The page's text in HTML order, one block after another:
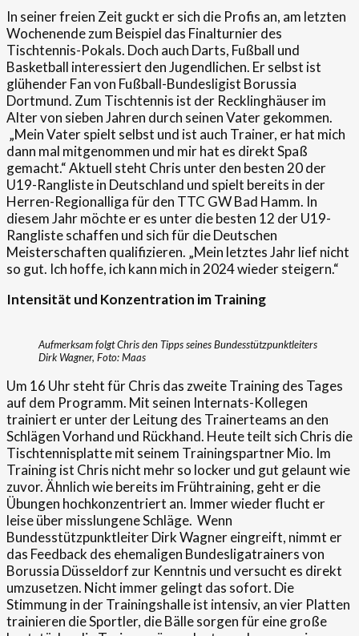
In seiner freien Zeit guckt er sich die Profis an, am letzten
Wochenende zum Beispiel das Finalturnier des
Tischtennis-Pokals. Doch auch Darts, Fußball und
Basketball interessiert den Jugendlichen. Er selbst ist
glühender Fan von Fußball-Bundesligist Borussia
Dortmund. Zum Tischtennis ist der Recklinghäuser im
Alter von sieben Jahren durch seinen Vater gekommen.
„Mein Vater spielt selbst und ist auch Trainer, er hat mich
dann mal mitgenommen und mir hat es direkt Spaß
gemacht.“ Aktuell steht Chris unter den besten 20 der
U19-Rangliste in Deutschland und spielt bereits in der
Herren-Regionalliga für den TTC GW Bad Hamm. In
diesem Jahr möchte er es unter die besten 12 der U19-
Rangliste schaffen und sich für die Deutschen
Meisterschaften qualifizieren. „Mein letztes Jahr lief nicht
so gut. Ich hoffe, ich kann mich in 2024 wieder steigern.“
Intensität und Konzentration im Training
Aufmerksam folgt Chris den Tipps seines Bundesstützpunktleiters
Dirk Wagner, Foto: Maas
Um 16 Uhr steht für Chris das zweite Training des Tages
auf dem Programm. Mit seinen Internats-Kollegen
trainiert er unter der Leitung des Trainerteams an den
Schlägen Vorhand und Rückhand. Heute teilt sich Chris die
Tischtennisplatte mit seinem Trainingspartner Mio. Im
Training ist Chris nicht mehr so locker und gut gelaunt wie
zuvor. Ähnlich wie bereits im Frühtraining, geht er die
Übungen hochkonzentriert an. Immer wieder flucht er
leise über misslungene Schläge. Wenn
Bundesstützpunktleiter Dirk Wagner eingreift, nimmt er
das Feedback des ehemaligen Bundesligatrainers von
Borussia Düsseldorf zur Kenntnis und versucht es direkt
umzusetzen. Nicht immer gelingt das sofort. Die
Stimmung in der Trainingshalle ist intensiv, an vier Platten
trainieren die Sportler, die Bälle sorgen für eine große